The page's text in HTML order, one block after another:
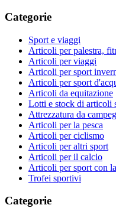
Categorie
Sport e viaggi
Articoli per palestra,
Articoli per viaggi
Articoli per sport
Articoli per sport
Articoli da equitazione
Lotti e stock di articoli
Attrezzatura da
Articoli per la pesca
Articoli per ciclismo
Articoli per altri sport
Articoli per il calcio
Articoli per sport con
Trofei sportivi
Categorie